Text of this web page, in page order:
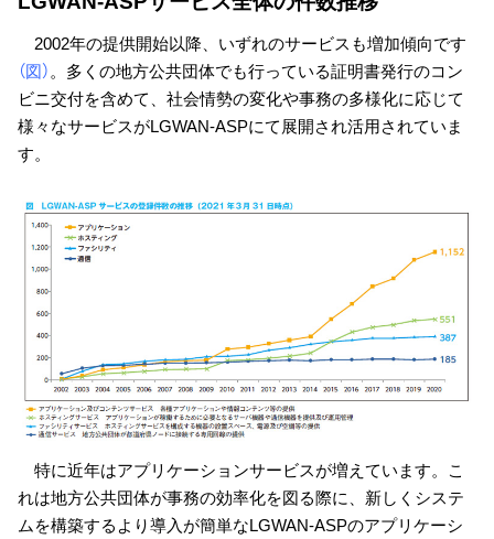
2002年の提供開始以降、いずれのサービスも増加傾向です
（図）。多くの地方公共団体でも行っている証明書発行のコン
ビニ交付を含めて、社会情勢の変化や事務の多様化に応じて
様々なサービスがLGWAN-ASPにて展開され活用されていま
す。
特に近年はアプリケーションサービスが増えています。こ
れは地方公共団体が事務の効率化を図る際に、新しくシステ
ムを構築するより導入が簡単なLGWAN-ASPのアプリケーシ